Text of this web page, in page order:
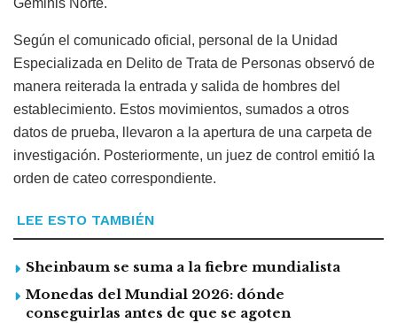
Géminis Norte.
Según el comunicado oficial, personal de la Unidad
Especializada en Delito de Trata de Personas observó de
manera reiterada la entrada y salida de hombres del
establecimiento. Estos movimientos, sumados a otros
datos de prueba, llevaron a la apertura de una carpeta de
investigación. Posteriormente, un juez de control emitió la
orden de cateo correspondiente.
LEE ESTO TAMBIÉN
Sheinbaum se suma a la fiebre mundialista
Monedas del Mundial 2026: dónde
conseguirlas antes de que se agoten